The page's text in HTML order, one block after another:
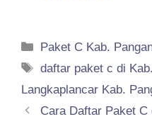
Categories
Paket C Kab.
Tags
daftar paket c di
Langkaplancar Kab.
Cara Daftar Paket